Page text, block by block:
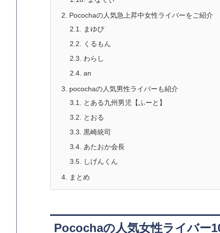
2.
Pocochaの人気急上昇中女性ライバーをご紹介
2.1.
まゆぴ
2.2.
くるもん
2.3.
わらし
2.4. an
3.
pocochaの人気男性ライバーも紹介
3.1.
とある九州男児【ふーと】
3.2.
とおる
3.3. 黒崎統司
3.4. あたおか会長
3.5.
しげんくん
4.
まとめ
Pocochaの人気女性ライバー